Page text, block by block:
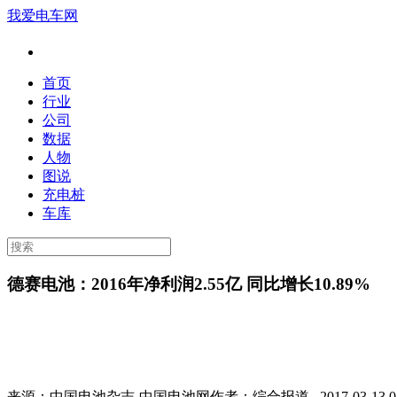
我爱电车网
首页
行业
公司
数据
人物
图说
充电桩
车库
德赛电池：2016年净利润2.55亿 同比增长10.89%